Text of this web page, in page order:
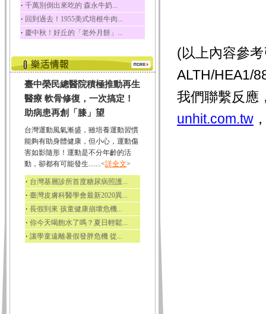
草魚
草魚含有維生素A、維生
素C、及豐富的蛋白...
‧ 千萬別倒出來吃的 森永牛奶...
‧ 回到過去！1955美式培根牛肉...
‧ 慶中秋！好丘的「老外月餅」...
臺中榮民總醫院積極推動再生
醫療 軟骨修復，一次搞定！
助病患再創「膝」望
台灣運動風氣漸盛，雖培養運動習慣
能夠有助身體健康，但小心，運動傷
害如影隨形！運動是不分年齡的活
動，卻都有可能發生.......<詳全文>
‧ 台灣基層診所首度糖尿病照護...
‧ 臺灣皮膚科醫學會最新2020異...
‧ 長假到來 孩童健康崩壞危機...
‧ 你今天喝飽水了嗎？夏日輕鬆...
‧ 讓學童遠離暑假發胖危機 從...
(以上內容參
ALTH/HEA1/
我們聯繫反應
unhit.com.tw